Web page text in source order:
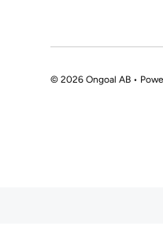
© 2026 Ongoal AB •